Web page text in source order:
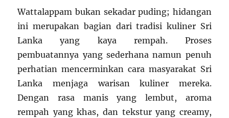
Wattalappam bukan sekadar puding; hidangan
ini merupakan bagian dari tradisi kuliner Sri
Lanka yang kaya rempah. Proses
pembuatannya yang sederhana namun penuh
perhatian mencerminkan cara masyarakat Sri
Lanka menjaga warisan kuliner mereka.
Dengan rasa manis yang lembut, aroma
rempah yang khas, dan tekstur yang creamy,